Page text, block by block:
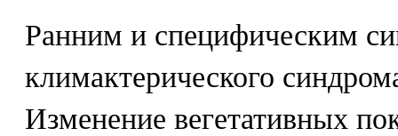
Ранним и специфическим
климактерического
Изменение вегетативных